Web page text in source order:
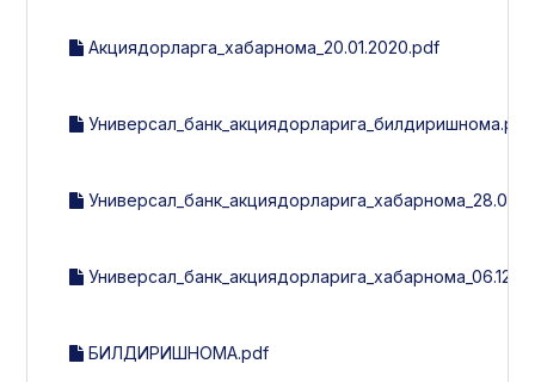
Акциядорларга_хабарнома_20.01.2020.pdf
Универсал_банк_акциядорларига_билдиришнома.pdf
БИЛДИРИШНОМА.pdf